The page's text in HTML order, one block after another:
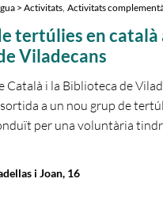
> Activitats Activitats
tertúlies en català
Viladecans
Català i la Biblioteca de
a un nou grup de
per una voluntària
i Joan, 16